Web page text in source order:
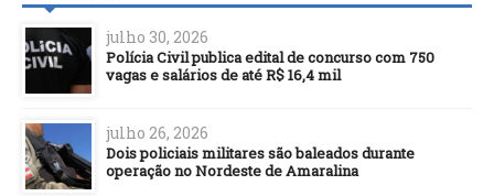
julho 30, 2026
Polícia Civil publica edital de concurso com 750
vagas e salários de até R$ 16,4 mil
julho 26, 2026
Dois policiais militares são baleados durante
operação no Nordeste de Amaralina